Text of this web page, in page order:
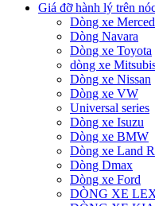
Giá đỡ hành lý trên
Dòng xe
Dòng Navara
Dòng xe Toyota
dòng xe
Dòng xe Nissan
Dòng xe VW
Universal series
Dòng xe Isuzu
Dòng xe BMW
Dòng xe Land
Dòng Dmax
Dòng xe Ford
DÒNG XE